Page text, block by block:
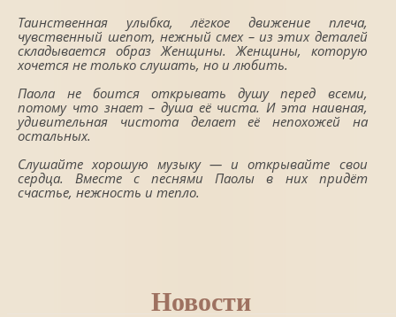
Таинственная улыбка, лёгкое движение плеча,
чувственный шепот, нежный смех – из этих деталей
складывается образ Женщины. Женщины, которую
хочется не только слушать, но и любить.
Паола не боится открывать душу перед всеми,
потому что знает – душа её чиста. И эта наивная,
удивительная чистота делает её непохожей на
остальных.
Слушайте хорошую музыку — и открывайте свои
сердца. Вместе с песнями Паолы в них придёт
счастье, нежность и тепло.
Новости